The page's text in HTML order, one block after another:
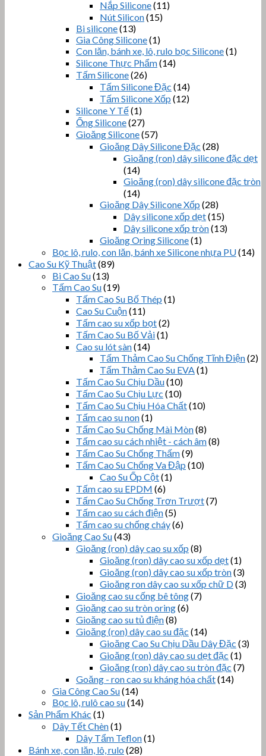
Nắp Silicone(11)
Nút Silicon(15)
Bi silicone(13)
Gia Công Silicone(1)
Con lăn, bánh xe, lô, rulo bọc Silicone(1)
Silicone Thực Phẩm(14)
Tấm Silicone(26)
Tấm Silicone Đặc (14)
Tấm Silicone Xốp (12)
Silicone Y Tế(1)
Ống Silicone(27)
Gioăng Silicone(57)
Gioăng Dây Silicone Đặc (28)
Gioăng (ron) dây silicone đặc dẹt
(14)
Gioăng (ron) dây silicone đặc tròn
(14)
Gioăng Dây Silicone Xốp (28)
Dây silicone xốp dẹt(15)
Dây silicone xốp tròn(13)
Gioăng Oring Silicone(1)
Bọc lô, rulo, con lăn, bánh xe Silicone nhựa PU(14)
Cao Su Kỹ Thuật(89)
Bi Cao Su(13)
Tấm Cao Su(19)
Tấm Cao Su Bố Thép (1)
Cao Su Cuộn(11)
Tấm cao su xốp bọt(2)
Tấm Cao Su Bố Vải(1)
Cao su lót sàn(14)
Tấm Thảm Cao Su Chống Tĩnh Điện(2)
Tấm Thảm Cao Su EVA(1)
Tấm Cao Su Chịu Dầu(10)
Tấm Cao Su Chịu Lực (10)
Tấm Cao Su Chịu Hóa Chất(10)
Tấm cao su non(1)
Tấm Cao Su Chống Mài Mòn(8)
Tấm cao su cách nhiệt - cách âm(8)
Tấm Cao Su Chống Thấm(9)
Tấm Cao Su Chống Va Đập (10)
Cao Su Ốp Cột(1)
Tấm cao su EPDM (6)
Tấm Cao Su Chống Trơn Trượt(7)
Tấm cao su cách điện(5)
Tấm cao su chống cháy(6)
Gioăng Cao Su(43)
Gioăng (ron) dây cao su xốp (8)
Gioăng (ron) dây cao su xốp dẹt(1)
Gioăng (ron) dây cao su xốp tròn(3)
Gioăng ron dây cao su xốp chữ D(3)
Gioăng cao su cống bê tông(7)
Gioăng cao su tròn oring(6)
Gioăng cao su tủ điện(8)
Gioăng (ron) dây cao su đặc (14)
Gioăng Cao Su Chịu Dầu Dây Đặc (3)
Gioăng (ron) dây cao su dẹt đặc (1)
Gioăng (ron) dây cao su tròn đặc (7)
Goăng - ron cao su kháng hóa chất(14)
Gia Công Cao Su(14)
Bọc lô, rulô cao su(14)
Sản Phẩm Khác (1)
Dây Tết Chèn(1)
Dây Tẩm Teflon(1)
Bánh xe, con lăn, lô, rulo (28)